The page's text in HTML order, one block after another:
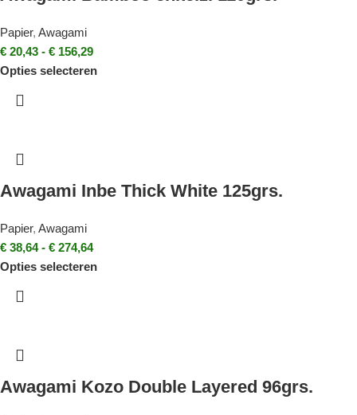
Papier, Awagami
€ 20,43 - € 156,29
Opties selecteren
Awagami Inbe Thick White 125grs.
Papier, Awagami
€ 38,64 - € 274,64
Opties selecteren
Awagami Kozo Double Layered 96grs.